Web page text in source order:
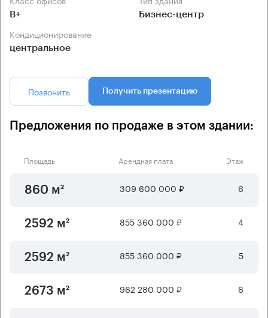
B+ Бизнес-центр
Кондиционирование
центральное
Позвонить Получить презентацию
Предложения по продаже в этом здании:
Площадь Арендная плата Этаж
860 м² 309 600 000 ₽ 6
2592 м² 855 360 000 ₽ 4
2592 м² 855 360 000 ₽ 5
2673 м² 962 280 000 ₽ 6